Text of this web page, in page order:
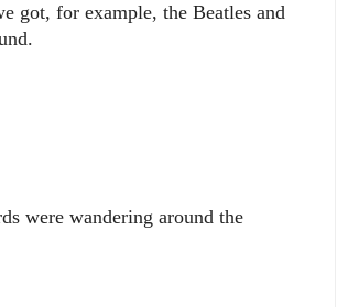
got, for example, the Beatles and
were wandering around the